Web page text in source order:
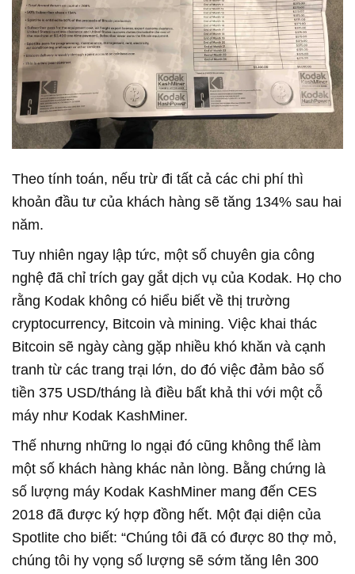
Theo tính toán, nếu trừ đi tất cả các chi phí thì
khoản đầu tư của khách hàng sẽ tăng 134% sau hai
năm.
Tuy nhiên ngay lập tức, một số chuyên gia công
nghệ đã chỉ trích gay gắt dịch vụ của Kodak. Họ cho
rằng Kodak không có hiểu biết về thị trường
cryptocurrency, Bitcoin và mining. Việc khai thác
Bitcoin sẽ ngày càng gặp nhiều khó khăn và cạnh
tranh từ các trang trại lớn, do đó việc đảm bảo số
tiền 375 USD/tháng là điều bất khả thi với một cỗ
máy như Kodak KashMiner.
Thế nhưng những lo ngại đó cũng không thể làm
một số khách hàng khác nản lòng. Bằng chứng là
số lượng máy Kodak KashMiner mang đến CES
2018 đã được ký hợp đồng hết. Một đại diện của
Spotlite cho biết: “Chúng tôi đã có được 80 thợ mỏ,
chúng tôi hy vọng số lượng sẽ sớm tăng lên 300